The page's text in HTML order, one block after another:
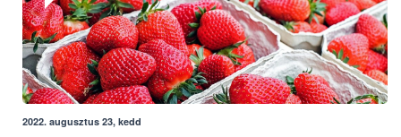
2022. augusztus 23, kedd